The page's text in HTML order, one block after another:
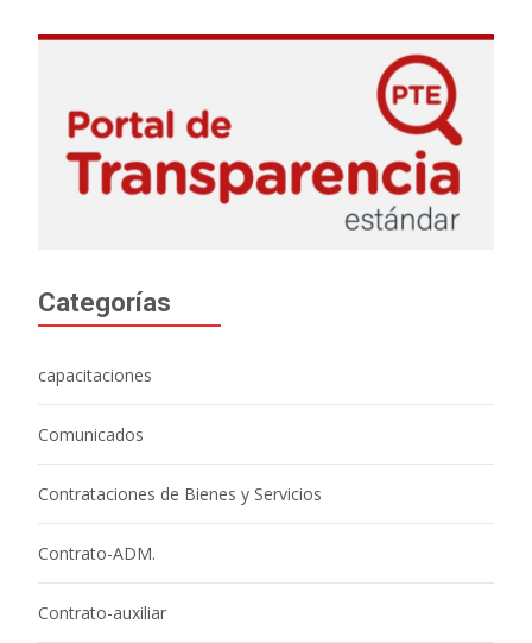
Categorías
capacitaciones
Comunicados
Contrataciones de Bienes y Servicios
Contrato-ADM.
Contrato-auxiliar